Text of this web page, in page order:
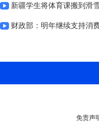
新疆学生将体育课搬到滑
财政部：明年继续支持消
免责声